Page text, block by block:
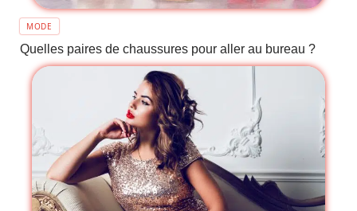
MODE
Quelles paires de chaussures pour aller au bureau ?